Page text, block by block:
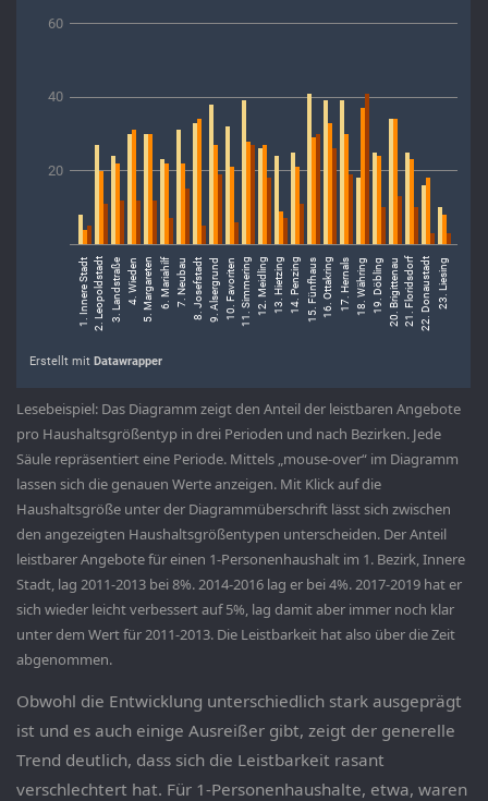
Lesebeispiel: Das Diagramm zeigt den Anteil der leistbaren Angebote
pro Haushaltsgrößentyp in drei Perioden und nach Bezirken. Jede
Säule repräsentiert eine Periode. Mittels „mouse-over“ im Diagramm
lassen sich die genauen Werte anzeigen. Mit Klick auf die
Haushaltsgröße unter der Diagrammüberschrift lässt sich zwischen
den angezeigten Haushaltsgrößentypen unterscheiden. Der Anteil
leistbarer Angebote für einen 1-Personenhaushalt im 1. Bezirk, Innere
Stadt, lag 2011-2013 bei 8%. 2014-2016 lag er bei 4%. 2017-2019 hat er
sich wieder leicht verbessert auf 5%, lag damit aber immer noch klar
unter dem Wert für 2011-2013. Die Leistbarkeit hat also über die Zeit
abgenommen.
Obwohl die Entwicklung unterschiedlich stark ausgeprägt
ist und es auch einige Ausreißer gibt, zeigt der generelle
Trend deutlich, dass sich die Leistbarkeit rasant
verschlechtert hat. Für 1-Personenhaushalte, etwa, waren